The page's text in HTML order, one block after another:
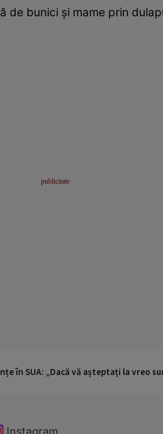
bunici şi mame prin
în SUA: „Dacă vă așteptați la vreo
Instagram